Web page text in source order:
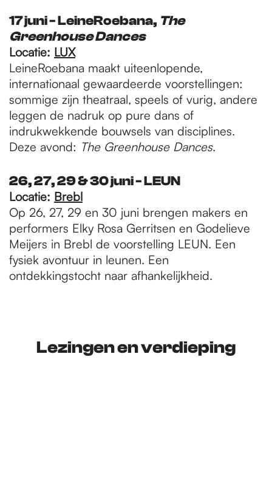
17 juni - LeineRoebana, The
Greenhouse Dances
Locatie: LUX
LeineRoebana maakt uiteenlopende,
internationaal gewaardeerde voorstellingen:
sommige zijn theatraal, speels of vurig, andere
leggen de nadruk op pure dans of
indrukwekkende bouwsels van disciplines.
Deze avond: The Greenhouse Dances.
26, 27, 29 & 30 juni - LEUN
Locatie: Brebl
Op 26, 27, 29 en 30 juni brengen makers en
performers Elky Rosa Gerritsen en Godelieve
Meijers in Brebl de voorstelling LEUN. Een
fysiek avontuur in leunen. Een
ontdekkingstocht naar afhankelijkheid.
Lezingen en verdieping